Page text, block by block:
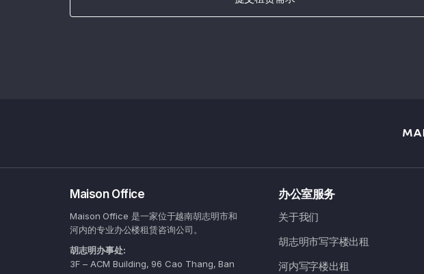
Maison Office
Maison Office 是一家位于越南胡志明市和
河内的专业办公楼租赁咨询公司。
胡志明办事处:
3F – ACM Building, 96 Cao Thang, Ban
办公室服务
关于我们
胡志明市写字楼出租
河内写字楼出租